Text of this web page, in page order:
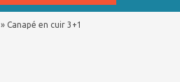
» Canapé en cuir 3+1